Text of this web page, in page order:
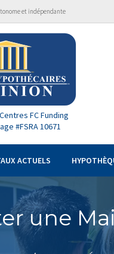
et indépendante
FC Funding
#FSRA 10671
ACTUELS
une